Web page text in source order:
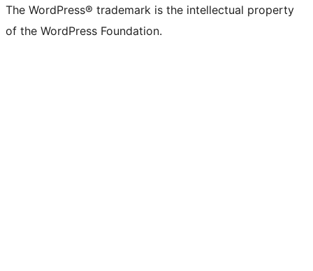
The WordPress® trademark is the intellectual property
of the WordPress Foundation.